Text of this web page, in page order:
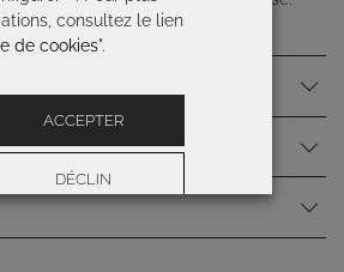
consultez le lien
de cookies".
ACCEPTER
DÉCLIN
Préférences